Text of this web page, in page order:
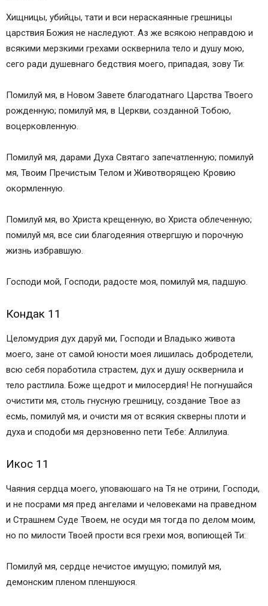
Хищницы, убийцы, тати и вси нераскаянные грешницы
царствия Божия не наследуют. Аз же всякою неправдою и
всякими мерзкими грехами осквернила тело и душу мою,
сего ради душевнаго бедствия моего, припадая, зову Ти:
Помилуй мя, в Новом Завете благодатнаго Царства Твоего
рожденную; помилуй мя, в Церкви, созданной Тобою,
воцерковленную.
Помилуй мя, дарами Духа Святаго запечатленную; помилуй
мя, Твоим Пречистым Телом и Животворящею Кровию
окормленную.
Помилуй мя, во Христа крещенную, во Христа облеченную;
помилуй мя, все сии благодеяния отвергшую и порочную
жизнь избравшую.
Господи мой, Господи, радосте моя, помилуй мя, падшую.
Кондак 11
Целомудрия дух даруй ми, Господи и Владыко живота
моего, зане от самой юности моея лишилась добродетели,
всю себя поработила страстем, дух и душу осквернила и
тело растлила. Боже щедрот и милосердия! Не погнушайся
очистити мя, столь гнусную грешницу, создание Твое аз
есмь, помилуй мя, и очисти мя от всякия скверны плоти и
духа и сподоби мя дерзновенно пети Тебе: Аллилуиа.
Икос 11
Чаяния сердца моего, уповаюшаго на Тя не отрини, Господи,
и не посрами мя пред ангелами и человеками на праведном
и Страшнем Суде Твоем, не осуди мя тогда по делом моим,
но по милости Твоей прости вся грехи моя, вопиющей Ти:
Помилуй мя, сердце нечистое имущую; помилуй мя,
демонским пленом пленшуюся.